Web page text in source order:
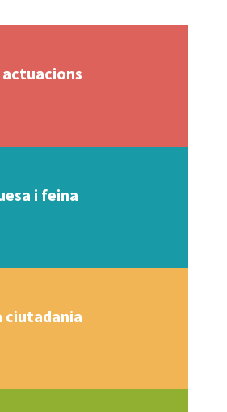
i feina
ciutadania